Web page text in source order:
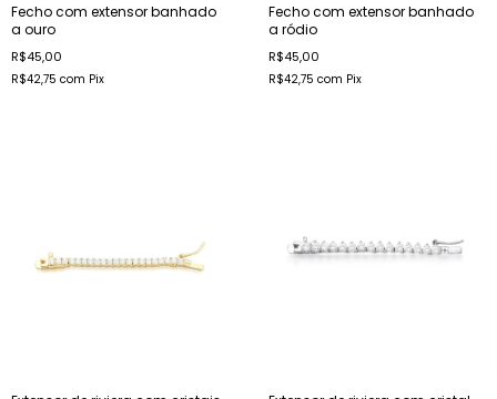
Fecho com extensor banhado
a ouro
R$45,00
R$42,75 com Pix
Fecho com extensor banhado
a ródio
R$45,00
R$42,75 com Pix